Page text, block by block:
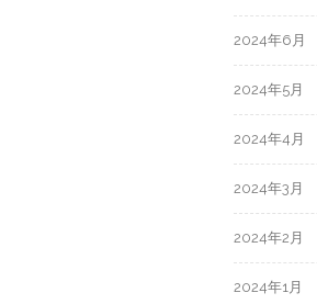
2024年6月
2024年5月
2024年4月
2024年3月
2024年2月
2024年1月